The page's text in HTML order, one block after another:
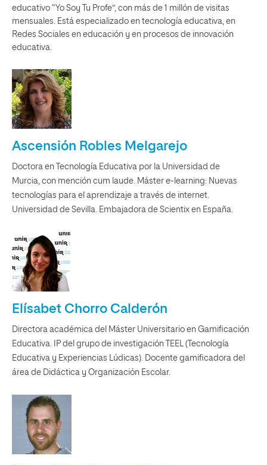
educativo “Yo Soy Tu Profe”, con más de 1 millón de visitas
mensuales. Está especializado en tecnología educativa, en
Redes Sociales en educación y en procesos de innovación
educativa.
Ascensión Robles Melgarejo
Doctora en Tecnología Educativa por la Universidad de
Murcia, con mención cum laude. Máster e-learning: Nuevas
tecnologías para el aprendizaje a través de internet.
Universidad de Sevilla. Embajadora de Scientix en España.
Elísabet Chorro Calderón
Directora académica del Máster Universitario en Gamificación
Educativa. IP del grupo de investigación TEEL (Tecnología
Educativa y Experiencias Lúdicas). Docente gamificadora del
área de Didáctica y Organización Escolar.